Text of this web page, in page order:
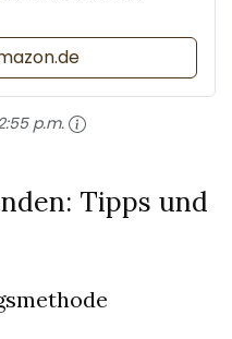
p.m.
Tipps und